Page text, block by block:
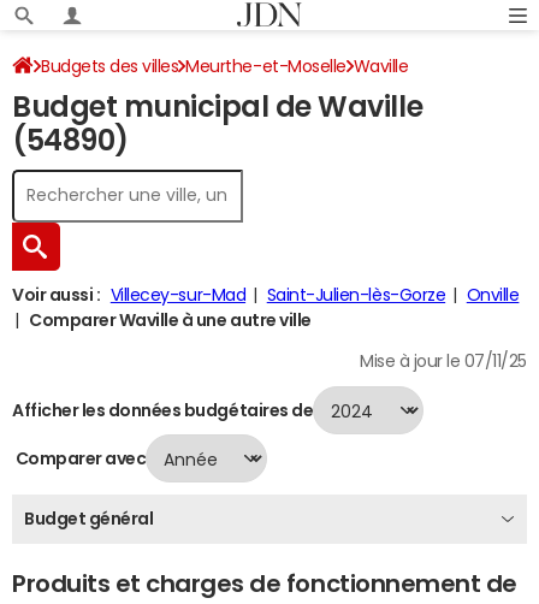
Budgets des villes Meurthe-et-Moselle Waville
Budget 2024
Budget municipal de Waville
(54890)
Voir aussi : Villecey-sur-Mad Saint-Julien-lès-Gorze
Onville
Comparer Waville à une autre ville
Mise à jour le 07/11/25
Afficher les données budgétaires de
Comparer avec
Budget général
Produits et charges de fonctionnement de